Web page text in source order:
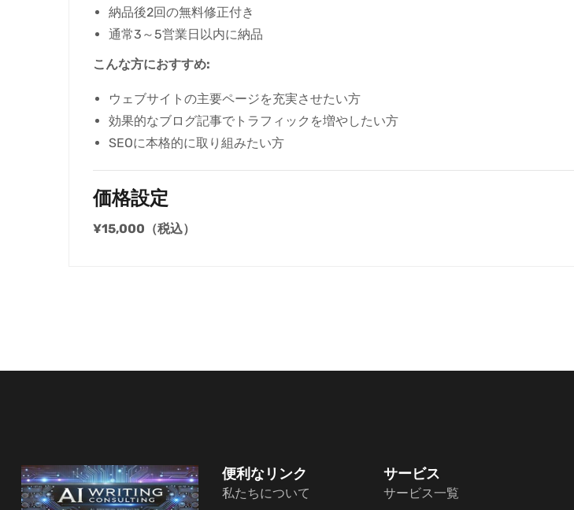
納品後2回の無料修正付き
通常3～5営業日以内に納品
こんな方におすすめ:
ウェブサイトの主要ページを充実させたい方
効果的なブログ記事でトラフィックを増やしたい方
SEOに本格的に取り組みたい方
価格設定
¥15,000（税込）
便利なリンク
私たちについて
サービス
サービス一覧